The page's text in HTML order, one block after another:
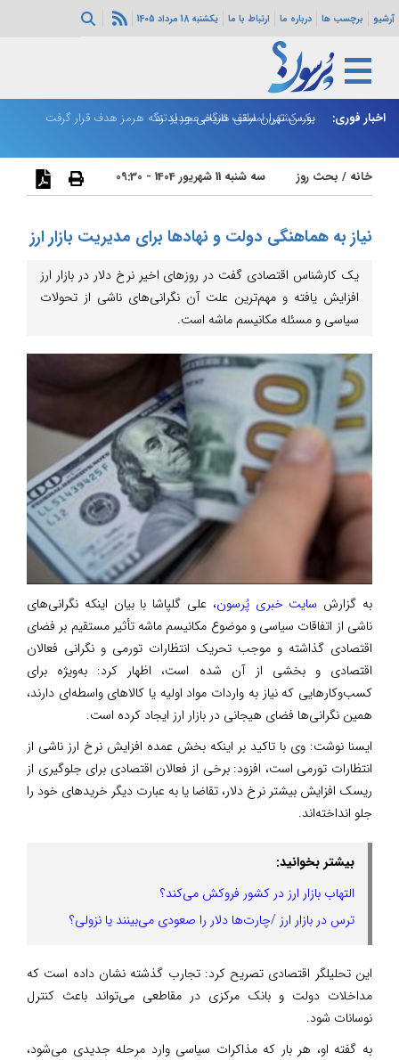
آرشیو برچسب ها درباره ما ارتباط با ما یکشنبه 18 مرداد 1405
اخبار فوری: یک کشتی اماراتی هنگام عبور از تنگه هرمز هدف قرار گرفت
بورس تهران سقف تاریخی جدید زد
خانه / بحث روز سه شنبه 11 شهریور 1404 - 09:30
نیاز به هماهنگی دولت و نهادها برای مدیریت بازار ارز
یک کارشناس اقتصادی گفت در روزهای اخیر نرخ دلار در بازار ارز
افزایش یافته و مهم‌ترین علت آن نگرانی‌های ناشی از تحولات
سیاسی و مسئله مکانیسم ماشه است.
به گزارش سایت خبری پُرسون، علی گلپاشا با بیان اینکه نگرانی‌های
ناشی از اتفاقات سیاسی و موضوع مکانیسم ماشه تأثیر مستقیم بر فضای
اقتصادی گذاشته و موجب تحریک انتظارات تورمی و نگرانی فعالان
اقتصادی و بخشی از آن شده است، اظهار کرد: به‌ویژه برای
کسب‌وکارهایی که نیاز به واردات مواد اولیه یا کالاهای واسطه‌ای دارند،
همین نگرانی‌ها فضای هیجانی در بازار ارز ایجاد کرده است.
ایسنا نوشت: وی با تاکید بر اینکه بخش عمده افزایش نرخ ارز ناشی از
انتظارات تورمی است، افزود: برخی از فعالان اقتصادی برای جلوگیری از
ریسک افزایش بیشتر نرخ دلار، تقاضا یا به عبارت دیگر خریدهای خود را
جلو انداخته‌اند.
بیشتر بخوانید:
التهاب بازار ارز در کشور فروکش می‌کند؟
ترس در بازار ارز /چارت‌ها دلار را صعودی می‌بینند یا نزولی؟
این تحلیلگر اقتصادی تصریح کرد: تجارب گذشته نشان داده است که
مداخلات دولت و بانک مرکزی در مقاطعی می‌تواند باعث کنترل
نوسانات شود.
به گفته او، هر بار که مذاکرات سیاسی وارد مرحله جدیدی می‌شود،